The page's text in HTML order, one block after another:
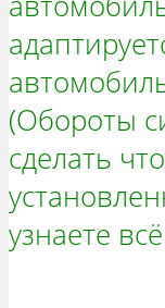
(Обороты
сделать
узнаете